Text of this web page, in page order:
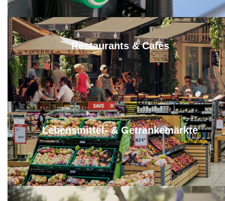
Restaurants & Cafés
30 x
Lebensmittel- & Getränkemärkte
29 x